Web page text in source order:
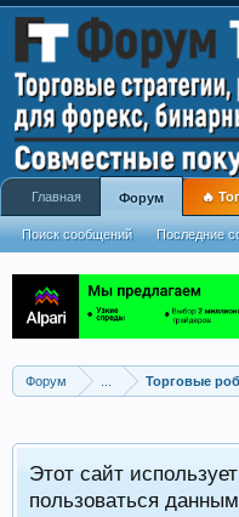
Форум Торговые
Этот сайт
пользоваться
Главная Форум
Поиск сообщений Последние
🔥